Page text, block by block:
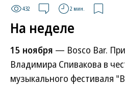
432 2 мин.
На неделе
15 ноября — Bosco Bar.
Владимира Спивакова в
музыкального фестиваля